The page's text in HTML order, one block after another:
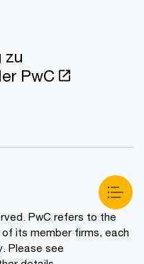
zu
PwC
PwC refers to the
its member firms, each
Please see